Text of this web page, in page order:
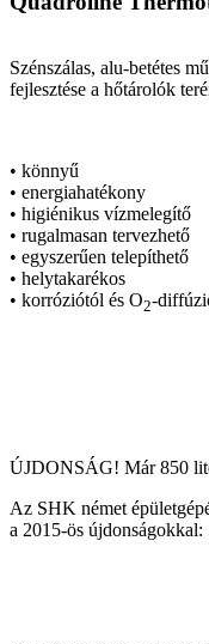
Szénszálas, alu-betétes
fejlesztése a hőtárolók
• könnyű
• energiahatékony
• higiénikus vízmelegítő
• rugalmasan tervezhető
• egyszerűen telepíthető
• helytakarékos
• korróziótól és O2-
ÚJDONSÁG! Már 850
Az SHK német
a 2015-ös újdonságokkal: